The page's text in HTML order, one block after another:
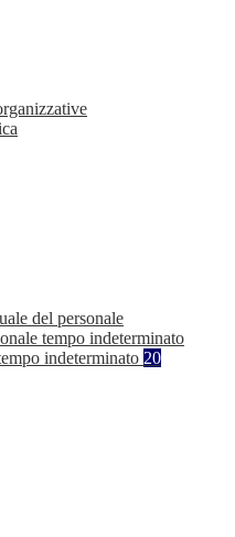
del personale
tempo indeterminato
indeterminato 20